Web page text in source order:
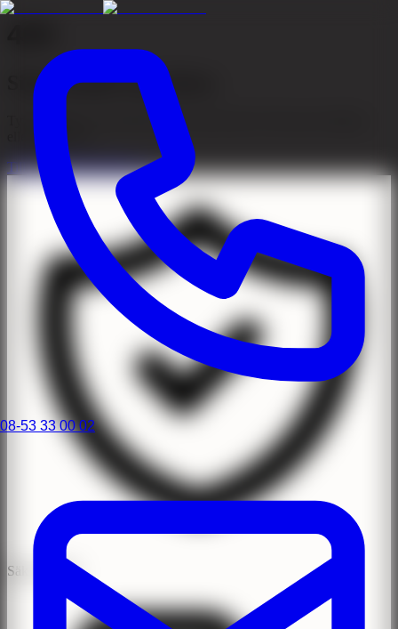
08-53 33 00 02
Sidan kunde inte hittas
Tyvärr kunde vi inte hitta sidan du letar efter. Den kan ha flyttats
eller tagits bort.
Till startsidanKontakta oss
Säker Klinik